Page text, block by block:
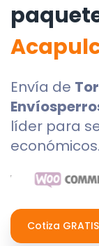
Envía de
líder para
económicos.
Cotiza GRATIS